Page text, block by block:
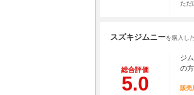
ただ
スズキジムニーを購入し
総合評価
5.0
ジ
の
販売